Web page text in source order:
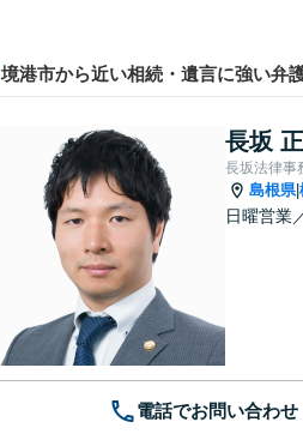
境港市から近い相続・遺言に強い弁
長坂 正
長坂法律事
島根県|
日曜営業
電話でお問い合わせ